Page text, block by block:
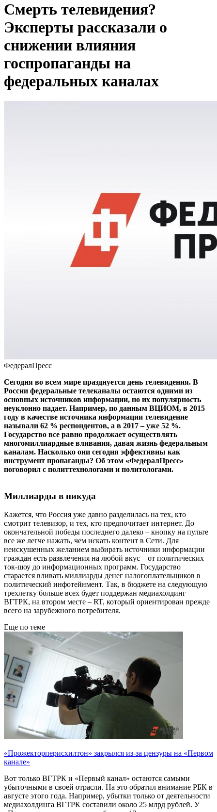
Смерть телевидения?
Эксперты рассказали о
снижении влияния
госпропаганды на
федеральных каналах
ФедералПресс
Сегодня во всем мире празднуется день телевидения. В
России федеральные телеканалы остаются одними из
основных источников информации, но их популярность
неуклонно падает. Например, по данным ВЦИОМ, в 2015
году в качестве источника информации телевидение
называли 62 % респондентов, а в 2017 – уже 52 %.
Государство все равно продолжает осуществлять
многомиллиардные вливания, давая жизнь федеральным
каналам. Насколько они сегодня эффективны как
инструмент пропаганды? Об этом «ФедералПресс»
поговорил с политтехнологами и политологами.
Миллиарды в никуда
Кажется, что Россия уже давно разделилась на тех, кто
смотрит телевизор, и тех, кто предпочитает интернет. До
окончательной победы последнего далеко – кнопку на пульте
все же легче нажать, чем искать контент в Сети. Для
неискушенных желанием выбирать источники информации
граждан есть развлечения на любой вкус – от политических
ток-шоу до информационных программ. Государство
старается вливать миллиарды денег налогоплательщиков в
политический инфотейнмент. Так, в бюджете на следующую
трехлетку больше всех будет поддержан медиахолдинг
ВГТРК, на втором месте – RT, который ориентирован прежде
всего на зарубежного потребителя.
Еще по теме
«Прожекторперисхилтон» закрылся из-за цензуры на «Первом
канале»
Вот только ВГТРК и «Первый канал» остаются самыми
убыточными в своей отрасли. На это обратил внимание РБК в
августе этого года. Например, убытки только от деятельности
медиахолдинга ВГТРК составили около 25 млрд рублей. У